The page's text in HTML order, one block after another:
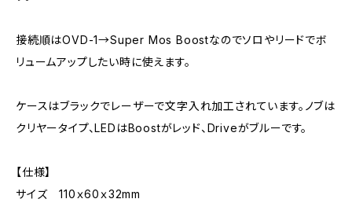
接続順はOVD-1→Super Mos Boostなのでソロやリードでボ
リュームアップしたい時に使えます。
ケースはブラックでレーザーで文字入れ加工されています。ノブは
クリヤータイプ、LEDはBoostがレッド、Driveがブルーです。
【仕様】
サイズ 110ｘ60ｘ32mm